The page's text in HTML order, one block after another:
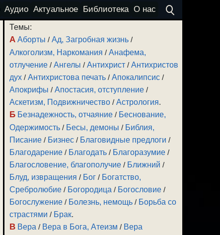
Аудио Актуальное Библиотека О нас
Темы:
А Аборты /Ад, Загробная жизнь /
Алкоголизм, Наркомания /Анафема,
отлучение /Ангелы /Антихрист /Антихристов
дух /Антихристова печать /Апокалипсис /
Апокрифы /Апостасия, отступление /
Аскетизм, Подвижничество /Астрология.
Б Безнадежность, отчаяние / Беснование,
Одержимость / Бесы, демоны / Библия,
Писание / Бизнес / Благовидные предлоги /
Благодарение / Благодать / Благоразумие /
Благословение, благополучие / Ближний /
Блуд, извращения / Бог / Богатство,
Сребролюбие / Богородица / Богословие /
Богослужение / Болезнь, немощь / Борьба со
страстями / Брак.
В Вера / Вера в Бога, Атеизм / Вера